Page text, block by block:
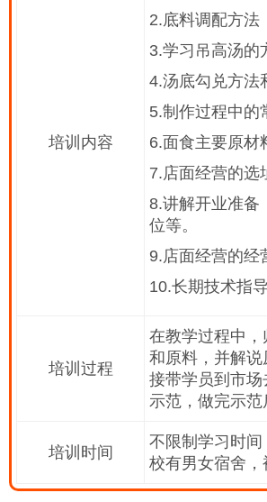
培训内容
2.底料调配方法
3.学习吊高汤的
4.汤底勾兑方法
5.制作过程中
6.面食主要原材
7.店面经营的
8.讲解开业准备
位等。
9.店面经营的
10.长期技术指
培训过程
在教学过程中
和原料，并解
接带学员到市
示范，做完示
培训时间
不限制学习时
校有男女宿舍